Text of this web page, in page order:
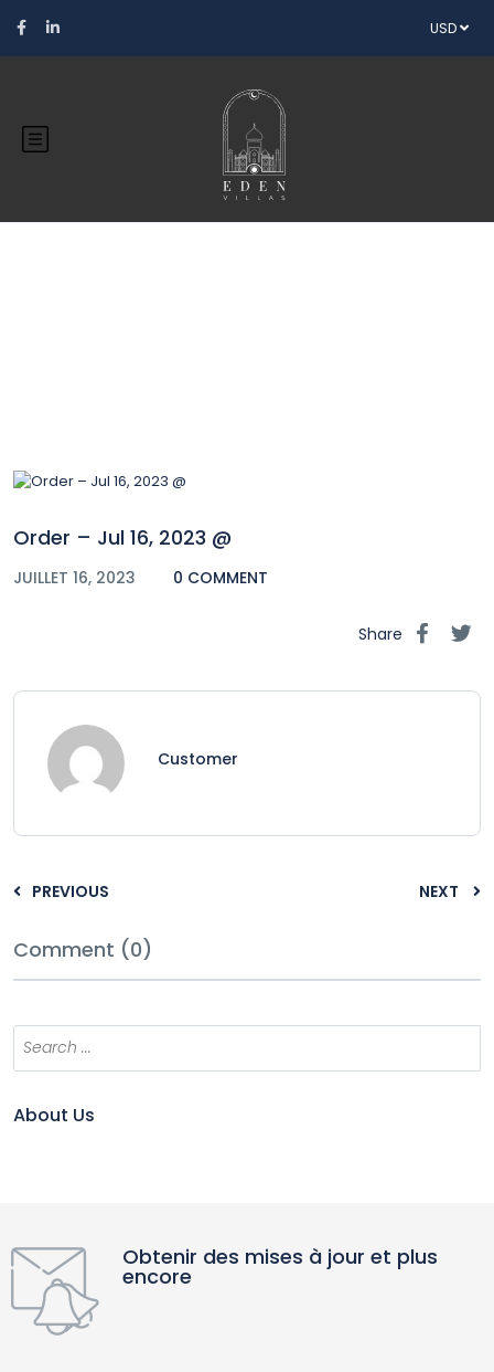
USD
Order – Jul 16, 2023 @
JUILLET 16, 2023 0 COMMENT
Share
Customer
PREVIOUS NEXT
Comment (0)
About Us
Obtenir des mises à jour et plus
encore